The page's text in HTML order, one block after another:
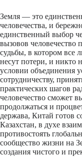
Земля — это
человечества, и
единственный выбор
вызовов человечество
судьбы, в котором все
несут потери, и никто
условии объединения
сотрудничеству,
практических шагов
человечество сможет
продолжаться и
держава, Китай готов
Казахстан, в духе
противостоять
сообщество жизни на
создания чистого и